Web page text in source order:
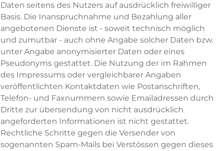
Daten seitens des Nutzers auf ausdrücklich freiwilliger
Basis. Die Inanspruchnahme und Bezahlung aller
angebotenen Dienste ist - soweit technisch möglich
und zumutbar - auch ohne Angabe solcher Daten bzw.
unter Angabe anonymisierter Daten oder eines
Pseudonyms gestattet. Die Nutzung der im Rahmen
des Impressums oder vergleichbarer Angaben
veröffentlichten Kontaktdaten wie Postanschriften,
Telefon- und Faxnummern sowie Emailadressen durch
Dritte zur übersendung von nicht ausdrücklich
angeforderten Informationen ist nicht gestattet.
Rechtliche Schritte gegen die Versender von
sogenannten Spam-Mails bei Verstössen gegen dieses